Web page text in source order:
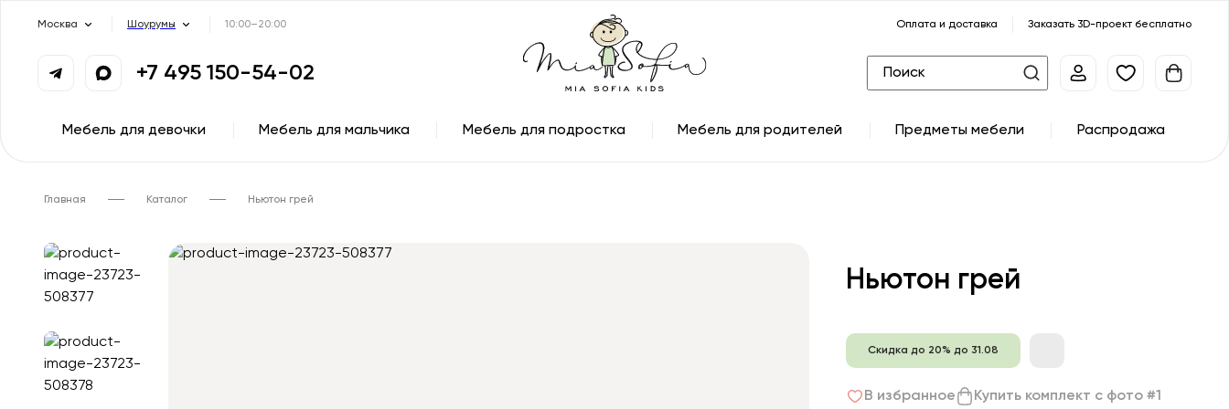
Москва Шоурумы 10:00–20:00 Оплата и доставка Заказать 3D-проект бесплатно
+7 495 150-54-02
Мебель для девочки Мебель для мальчика Мебель для подростка Мебель для родителей Предметы мебели Распродажа
Главная Каталог Ньютон грей
Ньютон грей
Скидка до 20% до 31.08
В избранное Купить комплект с фото #1